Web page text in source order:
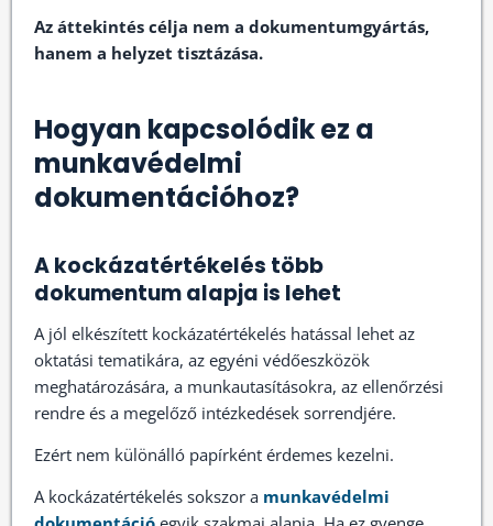
Az áttekintés célja nem a dokumentumgyártás,
hanem a helyzet tisztázása.
Hogyan kapcsolódik ez a
munkavédelmi
dokumentációhoz?
A kockázatértékelés több
dokumentum alapja is lehet
A jól elkészített kockázatértékelés hatással lehet az
oktatási tematikára, az egyéni védőeszközök
meghatározására, a munkautasításokra, az ellenőrzési
rendre és a megelőző intézkedések sorrendjére.
Ezért nem különálló papírként érdemes kezelni.
A kockázatértékelés sokszor a munkavédelmi